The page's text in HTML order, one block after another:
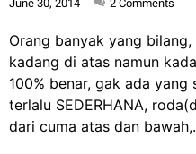
June 30, 2014 2 Comments
Orang banyak yang
kadang di atas namun
100% benar, gak ada
terlalu SEDERHANA,
dari cuma atas dan